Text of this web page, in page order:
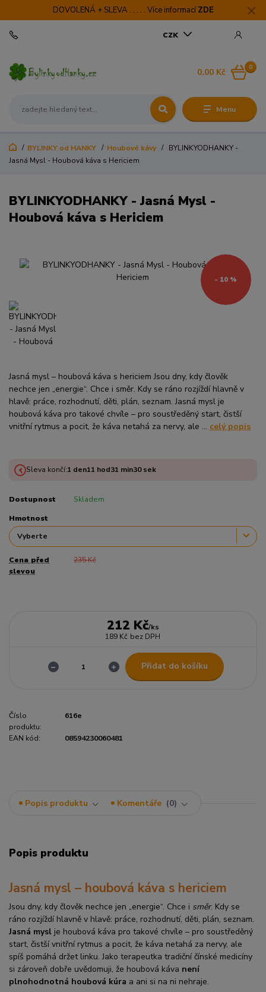
DOVOLENÁ + SLEVA . . . . . Více informací ZDE
Menu
CZK
0
0,00 Kč
BYLINKY od HANKY Houbové kávy
BYLINKYODHANKY -
Jasná Mysl - Houbová káva s Hericiem
BYLINKYODHANKY - Jasná Mysl -
Houbová káva s Hericiem
- 10 %
Jasná mysl – houbová káva s hericiem Jsou dny, kdy člověk
nechce jen „energie“. Chce i směr. Kdy se ráno rozjíždí hlavně v
hlavě: práce, rozhodnutí, děti, plán, seznam. Jasná mysl je
houbová káva pro takové chvíle – pro soustředěný start, čistší
vnitřní rytmus a pocit, že káva netahá za nervy, ale ... celý popis
Sleva končí:1 den11 hod31 min30sek
Dostupnost Skladem
Hmotnost
Cena před
slevou
235 Kč
212 Kč/ks
189 Kč bez DPH
Přidat do košíku
Číslo
produktu:
616e
EAN kód: 08594230060481
Popis produktu Komentáře 0
Popis produktu
Jasná mysl – houbová káva s hericiem
Jsou dny, kdy člověk nechce jen „energie“. Chce i směr. Kdy se
ráno rozjíždí hlavně v hlavě: práce, rozhodnutí, děti, plán, seznam.
Jasná mysl je houbová káva pro takové chvíle – pro soustředěný
start, čistší vnitřní rytmus a pocit, že káva netahá za nervy, ale
spíš pomáhá držet linku. Jako terapeutka tradiční čínské medicíny
si zároveň dobře uvědomuji, že houbová káva není
plnohodnotná houbová kúra a ani si na ni nehraje.